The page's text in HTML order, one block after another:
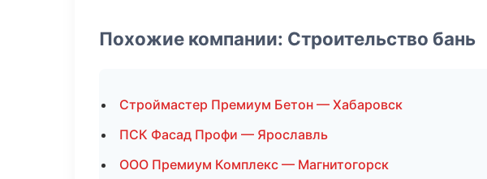
Похожие компании: Строительство бань
Строймастер Премиум Бетон — Хабаровск
ПСК Фасад Профи — Ярославль
ООО Премиум Комплекс — Магнитогорск